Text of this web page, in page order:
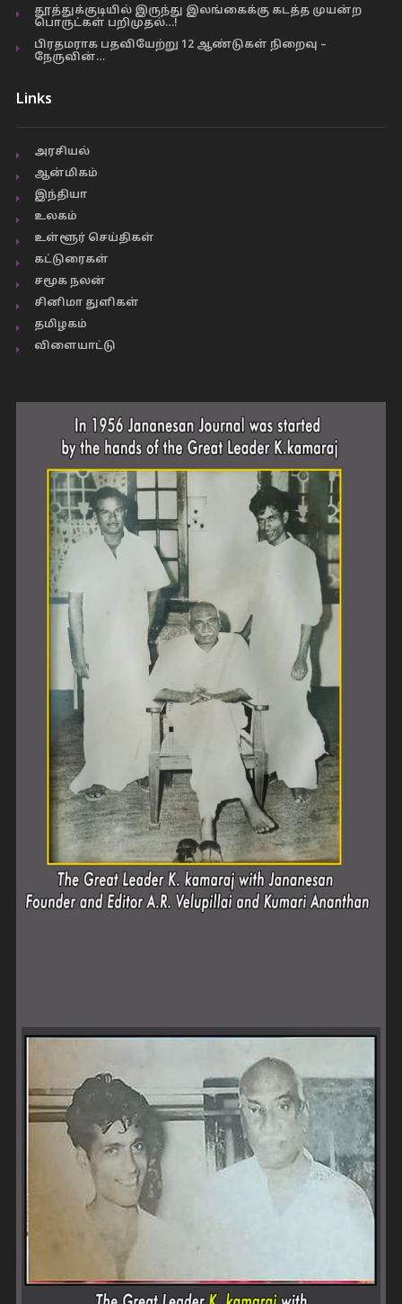
தூத்துக்குடியில் இருந்து இலங்கைக்கு கடத்த முயன்ற
பொருட்கள் பறிமுதல்…!
பிரதமராக பதவியேற்று 12 ஆண்டுகள் நிறைவு –
நேருவின்…
Links
அரசியல்
ஆன்மிகம்
இந்தியா
உலகம்
உள்ளூர் செய்திகள்
கட்டுரைகள்
சமூக நலன்
சினிமா துளிகள்
தமிழகம்
விளையாட்டு